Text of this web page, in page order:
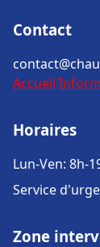
Contact
Accueil
Horaires
Lun-Ven: 8h-
Service
Zone